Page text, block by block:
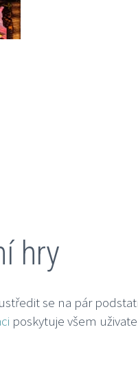
hry
se na pár
poskytuje všem